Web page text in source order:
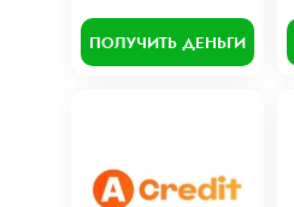
ПОЛУЧИТЬ ДЕНЬГИ